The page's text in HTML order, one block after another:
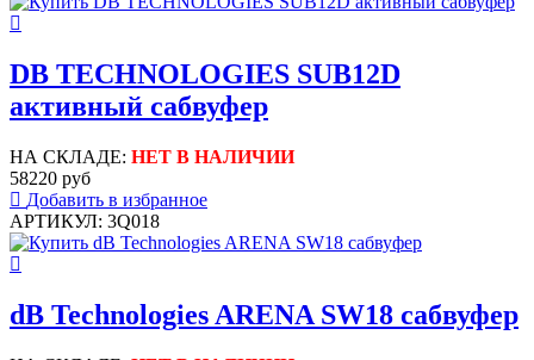
DB TECHNOLOGIES SUB12D
активный сабвуфер
НА СКЛАДЕ: НЕТ В НАЛИЧИИ
58220 руб
Добавить в избранное
АРТИКУЛ: 3Q018
dB Technologies ARENA SW18 сабвуфер